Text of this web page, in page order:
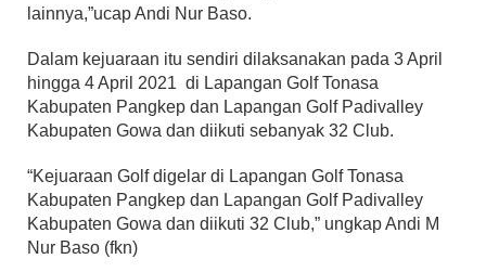
lainnya,”ucap Andi Nur Baso.
Dalam kejuaraan itu sendiri dilaksanakan pada 3 April
hingga 4 April 2021 di Lapangan Golf Tonasa
Kabupaten Pangkep dan Lapangan Golf Padivalley
Kabupaten Gowa dan diikuti sebanyak 32 Club.
“Kejuaraan Golf digelar di Lapangan Golf Tonasa
Kabupaten Pangkep dan Lapangan Golf Padivalley
Kabupaten Gowa dan diikuti 32 Club,” ungkap Andi M
Nur Baso (fkn)